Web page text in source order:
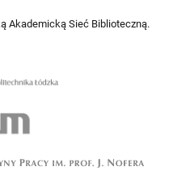
Akademicką Sieć Biblioteczną.